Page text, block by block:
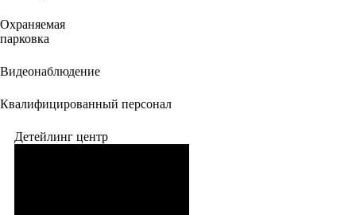
Охраняемая
парковка
Видеонаблюдение
Квалифицированный персонал
Детейлинг центр